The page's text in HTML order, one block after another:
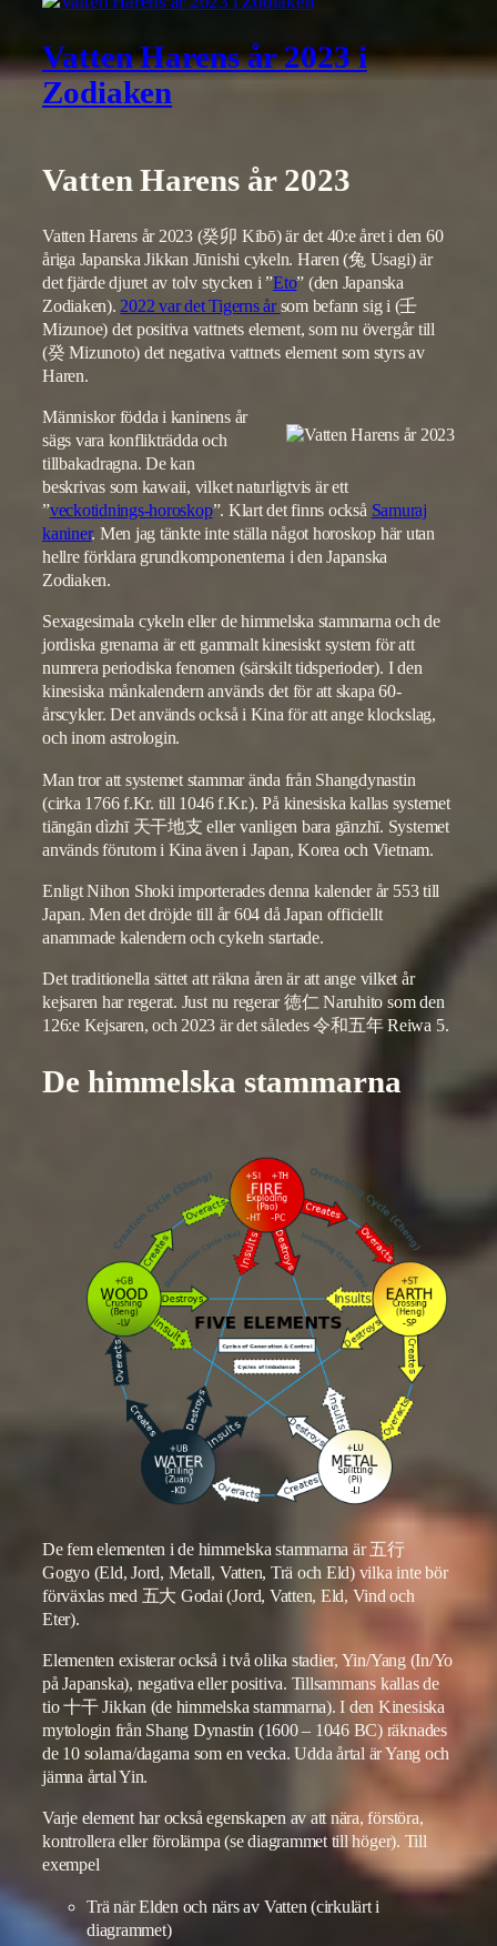
Vatten Harens år 2023 i
Zodiaken
Vatten Harens år 2023
Vatten Harens år 2023 (癸卯 Kibō) är det 40:e året i den 60
åriga Japanska Jikkan Jūnishi cykeln. Haren (兔 Usagi) är
det fjärde djuret av tolv stycken i ”Eto” (den Japanska
Zodiaken).2022 var det Tigerns årsom befann sig i (壬
Mizunoe) det positiva vattnets element, som nu övergår till
(癸 Mizunoto) det negativa vattnets element som styrs av
Haren.
Människor födda i kaninens år
sägs vara konflikträdda och
tillbakadragna. De kan
beskrivas som kawaii, vilket naturligtvis är ett
”veckotidnings-horoskop”. Klart det finns också Samuraj
kaniner. Men jag tänkte inte ställa något horoskop här utan
hellre förklara grundkomponenterna i den Japanska
Zodiaken.
Sexagesimala cykeln eller de himmelska stammarna och de
jordiska grenarna är ett gammalt kinesiskt system för att
numrera periodiska fenomen (särskilt tidsperioder). I den
kinesiska månkalendern används det för att skapa 60-
årscykler. Det används också i Kina för att ange klockslag,
och inom astrologin.
Man tror att systemet stammar ända från Shangdynastin
(cirka 1766 f.Kr. till 1046 f.Kr.). På kinesiska kallas systemet
tiāngān dìzhī 天干地支 eller vanligen bara gānzhī. Systemet
används förutom i Kina även i Japan, Korea och Vietnam.
Enligt Nihon Shoki importerades denna kalender år 553 till
Japan. Men det dröjde till år 604 då Japan officiellt
anammade kalendern och cykeln startade.
Det traditionella sättet att räkna åren är att ange vilket år
kejsaren har regerat. Just nu regerar 徳仁 Naruhito som den
126:e Kejsaren, och 2023 är det således 令和五年 Reiwa 5.
De himmelska stammarna
De fem elementen i de himmelska stammarna är 五行
Gogyo (Eld, Jord, Metall, Vatten, Trä och Eld) vilka inte bör
förväxlas med 五大 Godai (Jord, Vatten, Eld, Vind och
Eter).
Elementen existerar också i två olika stadier, Yin/Yang (In/Yo
på Japanska), negativa eller positiva. Tillsammans kallas de
tio 十干 Jikkan (de himmelska stammarna). I den Kinesiska
mytologin från Shang Dynastin (1600 – 1046 BC) räknades
de 10 solarna/dagarna som en vecka. Udda årtal är Yang och
jämna årtal Yin.
Varje element har också egenskapen av att nära, förstöra,
kontrollera eller förolämpa (se diagrammet till höger). Till
exempel
Trä när Elden och närs av Vatten (cirkulärt i
diagrammet)